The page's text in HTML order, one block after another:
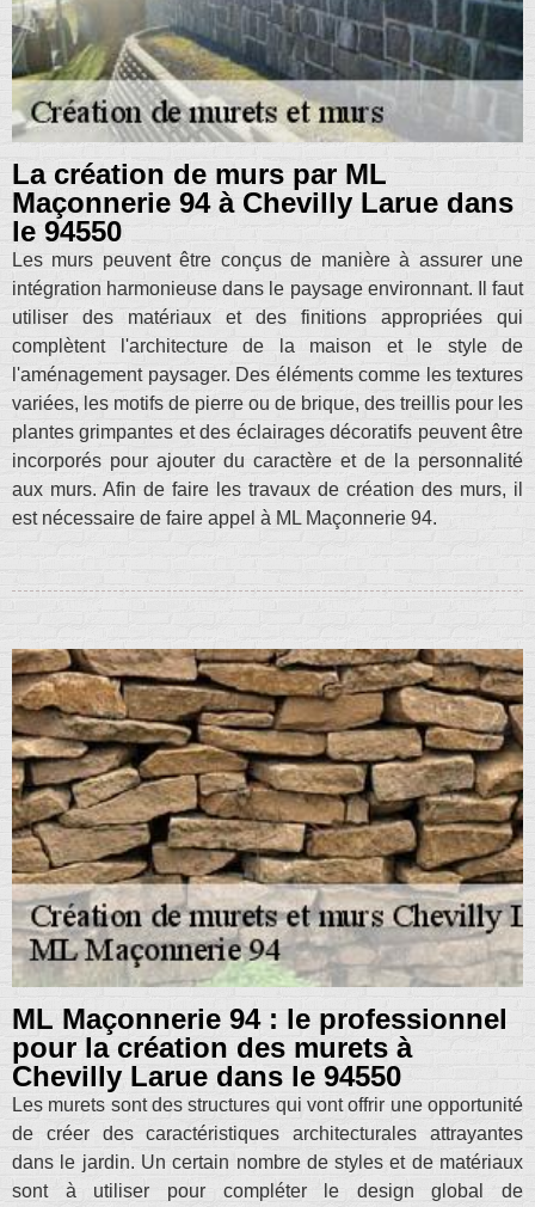
La création de murs par ML
Maçonnerie 94 à Chevilly Larue dans
le 94550
Les murs peuvent être conçus de manière à assurer une
intégration harmonieuse dans le paysage environnant. Il faut
utiliser des matériaux et des finitions appropriées qui
complètent l'architecture de la maison et le style de
l'aménagement paysager. Des éléments comme les textures
variées, les motifs de pierre ou de brique, des treillis pour les
plantes grimpantes et des éclairages décoratifs peuvent être
incorporés pour ajouter du caractère et de la personnalité
aux murs. Afin de faire les travaux de création des murs, il
est nécessaire de faire appel à ML Maçonnerie 94.
ML Maçonnerie 94 : le professionnel
pour la création des murets à
Chevilly Larue dans le 94550
Les murets sont des structures qui vont offrir une opportunité
de créer des caractéristiques architecturales attrayantes
dans le jardin. Un certain nombre de styles et de matériaux
sont à utiliser pour compléter le design global de